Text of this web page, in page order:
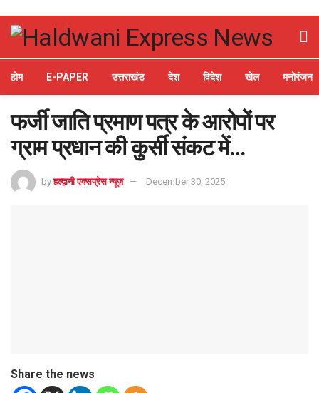
होम E-PAPER उत्तराखंड देश विदेश खेल मनोरंजन
फर्जी जाति प्रमाण पत्र के आरोपों पर
ग्राम प्रधान की कुर्सी संकट में…
by हल्द्वानी एक्सप्रेस न्यूज़ December 30, 2025
Share the news